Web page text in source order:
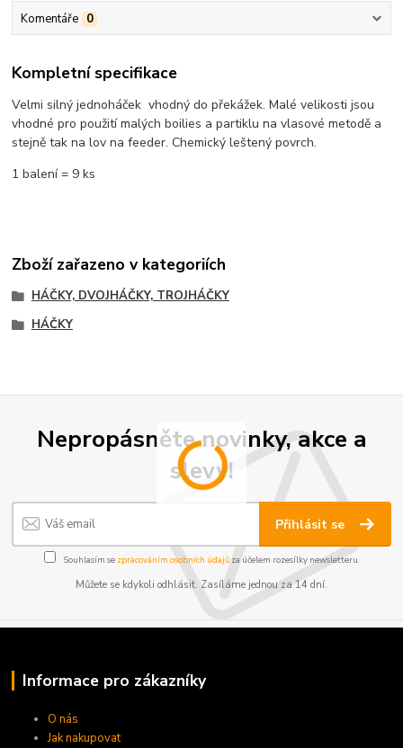
Komentáře 0
Kompletní specifikace
Velmi silný jednoháček vhodný do překážek. Malé velikosti jsou
vhodné pro použití malých boilies a partiklu na vlasové metodě a
stejně tak na lov na feeder. Chemický leštený povrch.
1 balení = 9 ks
Zboží zařazeno v kategoriích
HÁČKY, DVOJHÁČKY, TROJHÁČKY
HÁČKY
Nepropásněte novinky, akce a
slevy!
Přihlásit se
Souhlasím se zpracováním osobních údajůza účelem rozesílky newsletteru.
Můžete se kdykoli odhlásit. Zasíláme jednou za 14 dní.
Informace pro zákazníky
O nás
Jak nakupovat